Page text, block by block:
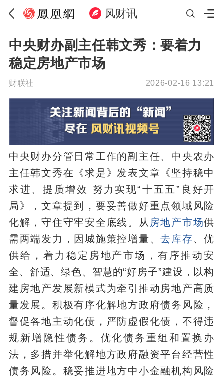
风财讯
中央财办副主任韩文秀：要着力
稳定房地产市场
财联社 2026-02-16 13:21
中央财办分管日常工作的副主任、中央农办
主任韩文秀在《求是》发表文章《坚持稳中
求进、提质增效 努力实现“十五五”良好开
局》，文章提到，要妥善做好重点领域风险
化解，守住守牢安全底线。从 房地产市场供
需两端发力，因城施策控增量、去库存、优
供给，着力稳定房地产市场，有序推动安
全、舒适、绿色、智慧的“好房子”建设，以构
建房地产发展新模式为牵引推动房地产高质
量发展。积极有序化解地方政府债务风险，
督促各地主动化债，严防虚假化债，不得违
规新增隐性债务。优化债务重组和置换办
法，多措并举化解地方政府融资平台经营性
债务风险。稳妥推进地方中小金融机构风险